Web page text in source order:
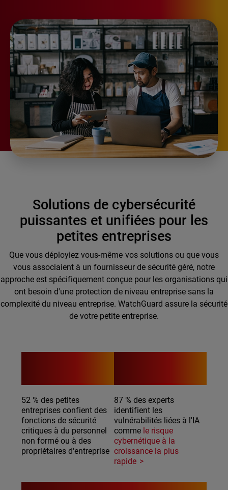
Solutions de cybersécurité
puissantes et unifiées pour les
petites entreprises
Que vous déployiez vous-même vos solutions ou que vous
vous associaient à un fournisseur de sécurité géré, notre
approche est spécifiquement conçue pour les organisations qui
ont besoin d'une protection de niveau entreprise sans la
complexité du niveau entreprise. WatchGuard assure la sécurité
de votre petite entreprise.
52 % des petites
entreprises confient des
fonctions de sécurité
critiques à du personnel
non formé ou à des
propriétaires d'entreprise
87 % des experts
identifient les
vulnérabilités liées à l'IA
comme le risque
cybernétique à la
croissance la plus
rapide